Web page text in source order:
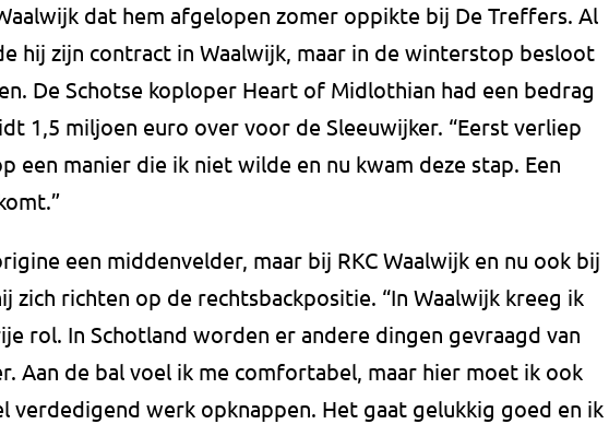
dat hem afgelopen zomer oppikte bij De Treffers. Al
hij zijn contract in Waalwijk, maar in de winterstop besloot
De Schotse koploper Heart of Midlothian had een bedrag
1,5 miljoen euro over voor de Sleeuwijker. “Eerst verliep
een manier die ik niet wilde en nu kwam deze stap. Een
een middenvelder, maar bij RKC Waalwijk en nu ook bij
zich richten op de rechtsbackpositie. “In Waalwijk kreeg ik
rol. In Schotland worden er andere dingen gevraagd van
Aan de bal voel ik me comfortabel, maar hier moet ik ook
verdedigend werk opknappen. Het gaat gelukkig goed en ik